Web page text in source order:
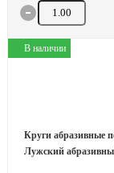
Количество
В наличии
Круги абразивные
Лужский